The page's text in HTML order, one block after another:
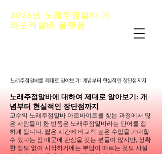
2026년 노래주점알바 가
라오케알바 플랫폼
노래주점알바룰 제대로 알아보기: 개념부터 현실적인 장단점까지
노래주점알바룰 제대로 알아보기: 개념부터 현실적인 장단점까지
노래주점알바에 대하여 제대로 알아보기: 개
념부터 현실적인 장단점까지
고수익 노래주점알바 아르바이트를 찾는 과정에서 많
은 사람들이 한 번쯤은 노래주점알바라는 단어를 접
하게 됩니다. 짧은 시간에 비교적 높은 수입을 기대할
수 있다는 점 때문에 관심을 갖는 분들이 많지만, 정확
한 정보 없이 시작하기에는 부담이 따르는 것도 사실